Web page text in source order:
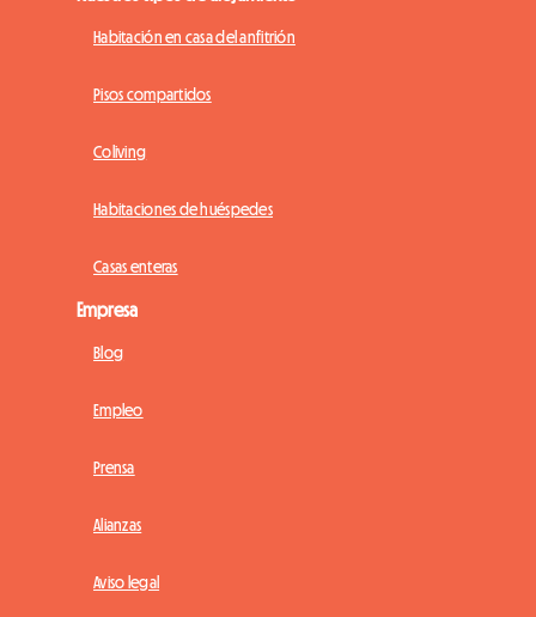
Habitación en casa del anfitrión
Pisos compartidos
Coliving
Habitaciones de huéspedes
Casas enteras
Empresa
Blog
Empleo
Prensa
Alianzas
Aviso legal